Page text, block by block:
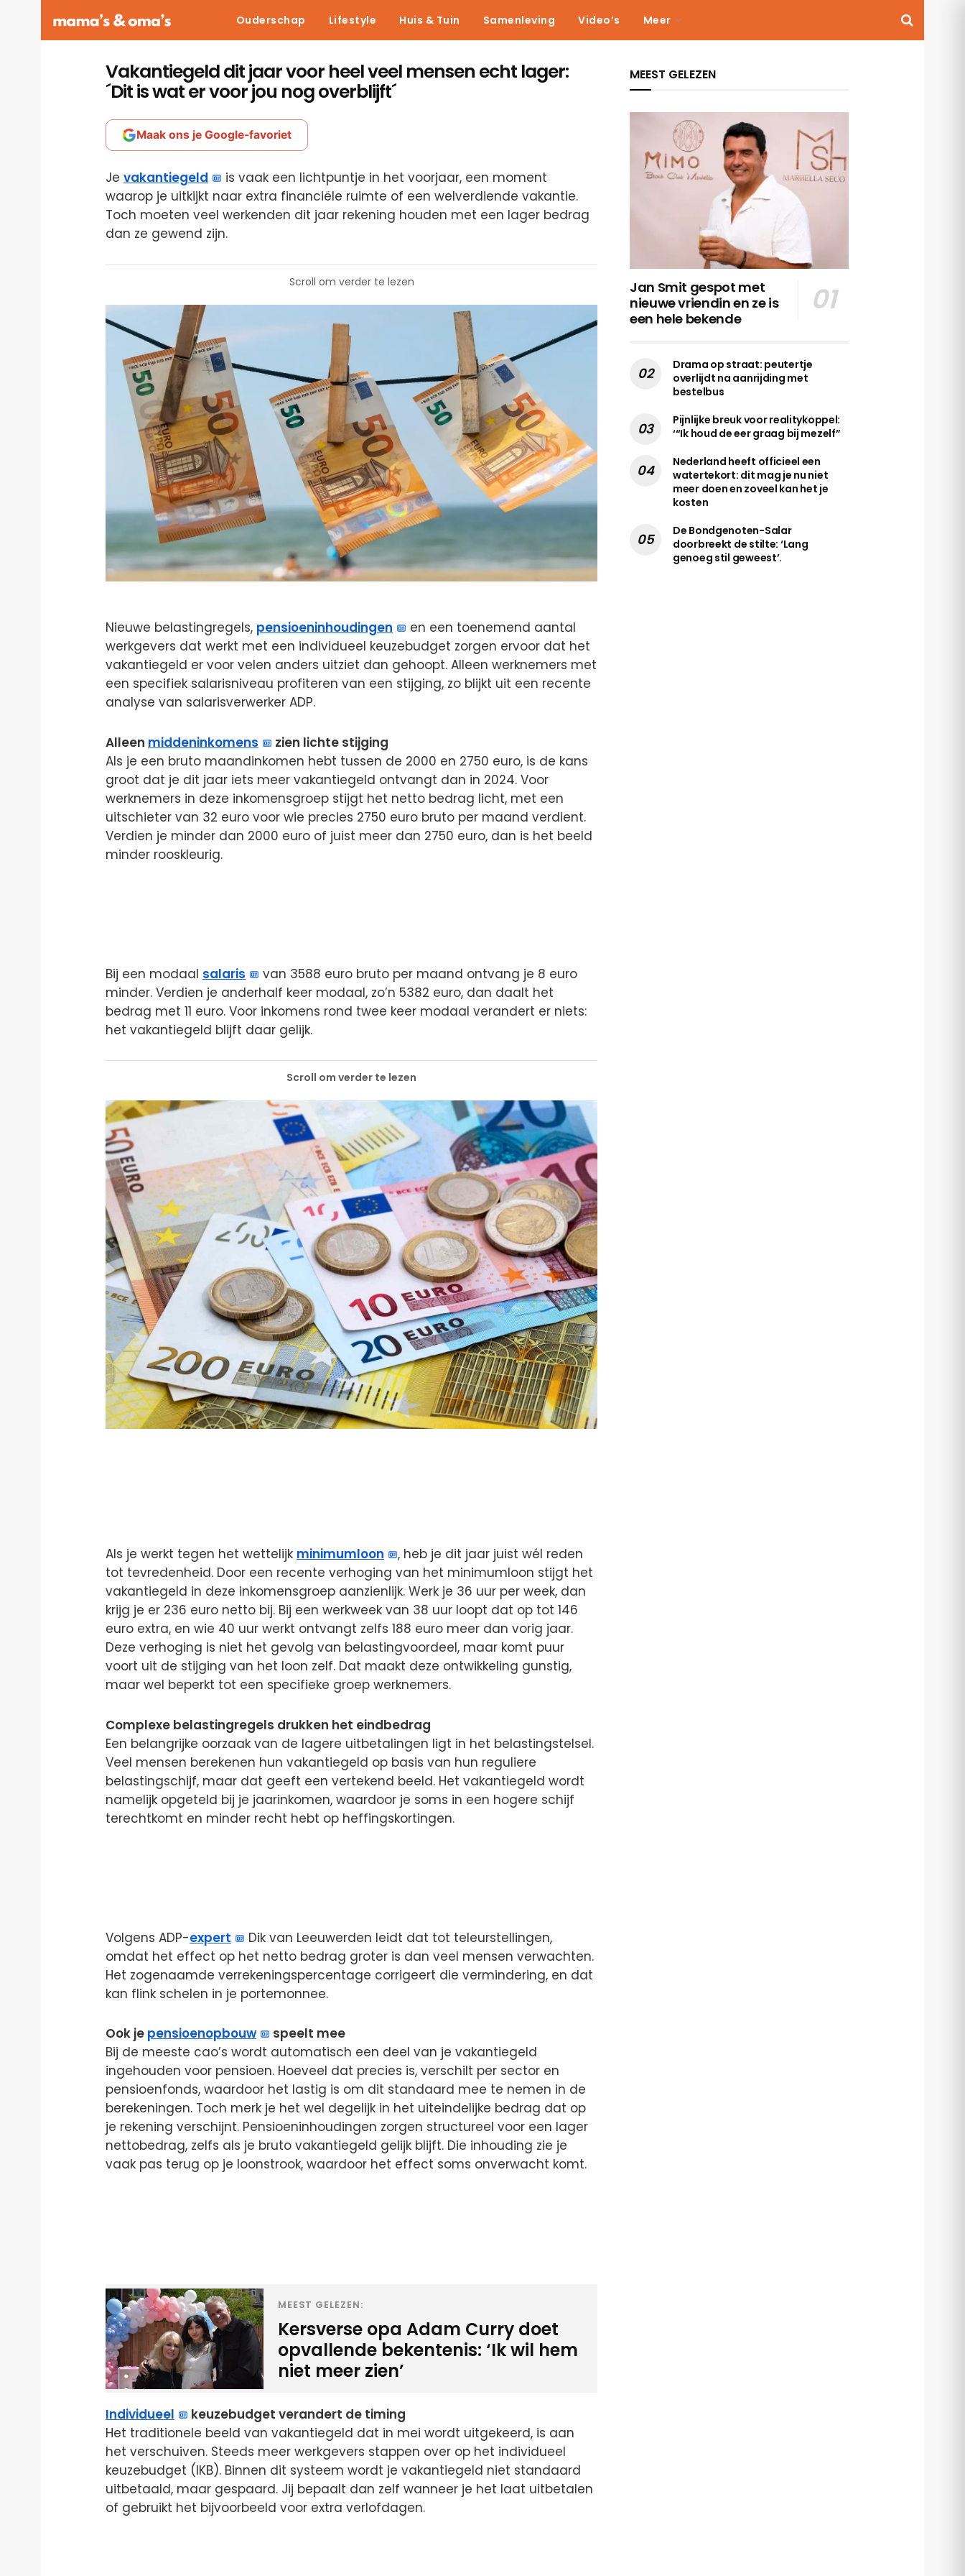
Ouderschap Lifestyle Huis & Tuin Samenleving Video’s Meer
Vakantiegeld dit jaar voor heel veel mensen echt lager:
´Dit is wat er voor jou nog overblijft´
Maak ons je Google-favoriet
Je vakantiegeld
is vaak een lichtpuntje in het voorjaar, een moment
waarop je uitkijkt naar extra financiële ruimte of een welverdiende vakantie.
Toch moeten veel werkenden dit jaar rekening houden met een lager bedrag
dan ze gewend zijn.
Scroll om verder te lezen
Nieuwe belastingregels, pensioeninhoudingen
en een toenemend aantal
werkgevers dat werkt met een individueel keuzebudget zorgen ervoor dat het
vakantiegeld er voor velen anders uitziet dan gehoopt. Alleen werknemers met
een specifiek salarisniveau profiteren van een stijging, zo blijkt uit een recente
analyse van salarisverwerker ADP.
Alleen middeninkomens
zien lichte stijging
Als je een bruto maandinkomen hebt tussen de 2000 en 2750 euro, is de kans
groot dat je dit jaar iets meer vakantiegeld ontvangt dan in 2024. Voor
werknemers in deze inkomensgroep stijgt het netto bedrag licht, met een
uitschieter van 32 euro voor wie precies 2750 euro bruto per maand verdient.
Verdien je minder dan 2000 euro of juist meer dan 2750 euro, dan is het beeld
minder rooskleurig.
Bij een modaal salaris
van 3588 euro bruto per maand ontvang je 8 euro
minder. Verdien je anderhalf keer modaal, zo’n 5382 euro, dan daalt het
bedrag met 11 euro. Voor inkomens rond twee keer modaal verandert er niets:
het vakantiegeld blijft daar gelijk.
Scroll om verder te lezen
Als je werkt tegen het wettelijk minimumloon
, heb je dit jaar juist wél reden
tot tevredenheid. Door een recente verhoging van het minimumloon stijgt het
vakantiegeld in deze inkomensgroep aanzienlijk. Werk je 36 uur per week, dan
krijg je er 236 euro netto bij. Bij een werkweek van 38 uur loopt dat op tot 146
euro extra, en wie 40 uur werkt ontvangt zelfs 188 euro meer dan vorig jaar.
Deze verhoging is niet het gevolg van belastingvoordeel, maar komt puur
voort uit de stijging van het loon zelf. Dat maakt deze ontwikkeling gunstig,
maar wel beperkt tot een specifieke groep werknemers.
Complexe belastingregels drukken het eindbedrag
Een belangrijke oorzaak van de lagere uitbetalingen ligt in het belastingstelsel.
Veel mensen berekenen hun vakantiegeld op basis van hun reguliere
belastingschijf, maar dat geeft een vertekend beeld. Het vakantiegeld wordt
namelijk opgeteld bij je jaarinkomen, waardoor je soms in een hogere schijf
terechtkomt en minder recht hebt op heffingskortingen.
Volgens ADP-expert
Dik van Leeuwerden leidt dat tot teleurstellingen,
omdat het effect op het netto bedrag groter is dan veel mensen verwachten.
Het zogenaamde verrekeningspercentage corrigeert die vermindering, en dat
kan flink schelen in je portemonnee.
Ook je pensioenopbouw
speelt mee
Bij de meeste cao’s wordt automatisch een deel van je vakantiegeld
ingehouden voor pensioen. Hoeveel dat precies is, verschilt per sector en
pensioenfonds, waardoor het lastig is om dit standaard mee te nemen in de
berekeningen. Toch merk je het wel degelijk in het uiteindelijke bedrag dat op
je rekening verschijnt. Pensioeninhoudingen zorgen structureel voor een lager
nettobedrag, zelfs als je bruto vakantiegeld gelijk blijft. Die inhouding zie je
vaak pas terug op je loonstrook, waardoor het effect soms onverwacht komt.
MEEST GELEZEN:
Kersverse opa Adam Curry doet
opvallende bekentenis: ‘Ik wil hem
niet meer zien’
Individueel
keuzebudget verandert de timing
Het traditionele beeld van vakantiegeld dat in mei wordt uitgekeerd, is aan
het verschuiven. Steeds meer werkgevers stappen over op het individueel
keuzebudget (IKB). Binnen dit systeem wordt je vakantiegeld niet standaard
uitbetaald, maar gespaard. Jij bepaalt dan zelf wanneer je het laat uitbetalen
of gebruikt het bijvoorbeeld voor extra verlofdagen.
MEEST GELEZEN
Jan Smit gespot met
nieuwe vriendin en ze is
een hele bekende
Drama op straat: peutertje
overlijdt na aanrijding met
bestelbus
Pijnlijke breuk voor realitykoppel:
‘“Ik houd de eer graag bij mezelf”
Nederland heeft officieel een
watertekort: dit mag je nu niet
meer doen en zoveel kan het je
kosten
De Bondgenoten-Salar
doorbreekt de stilte: ‘Lang
genoeg stil geweest’.